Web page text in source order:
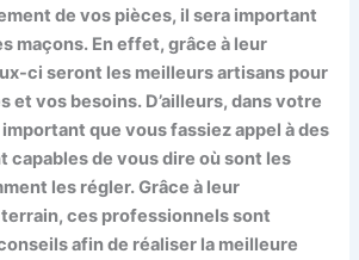
de vos pièces, il sera important
maçons. En effet, grâce à leur
ci seront les meilleurs artisans pour
et vos besoins. D’ailleurs, dans votre
que vous fassiez appel à des
capables de vous dire où sont les
les régler. Grâce à leur
ces professionnels sont
afin de réaliser la meilleure